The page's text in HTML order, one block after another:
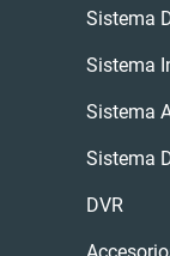
Sistema
Sistema
Sistema
Sistema
DVR